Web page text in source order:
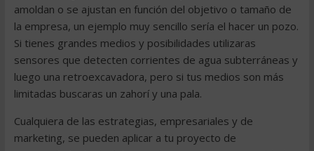
amoldan o se ajustan en función del objetivo o tamaño de
la empresa, un ejemplo muy sencillo sería el hacer un pozo.
Si tienes grandes medios y posibilidades utilizaras
sensores que detecten corrientes de agua subterráneas y
luego una retroexcavadora, pero si tus medios son más
limitadas buscaras un zahorí y una pala.
Cualquiera de las estrategias, empresariales y de
marketing, se pueden aplicar a tu proyecto de